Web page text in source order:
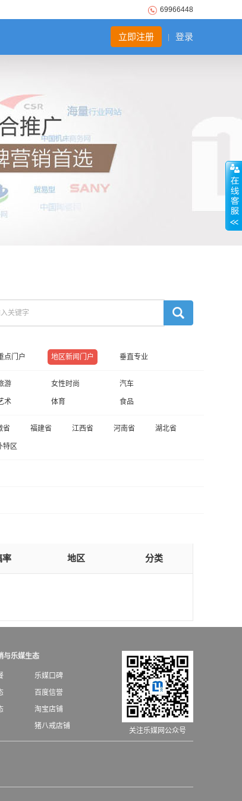
69966448
登录
立即注册
点门户 地区新闻门户 垂直专业
游 女性时尚 汽车
术 体育 食品
省 福建省 江西省 河南省 湖北省
特区
率 地区 分类
与乐媒生态
乐媒口碑
百度信誉
淘宝店铺
猪八戒店铺
关注乐媒网公众号